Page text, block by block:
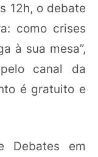
12h, o debate
como crises
à sua mesa”,
canal da
é gratuito e
Debates em